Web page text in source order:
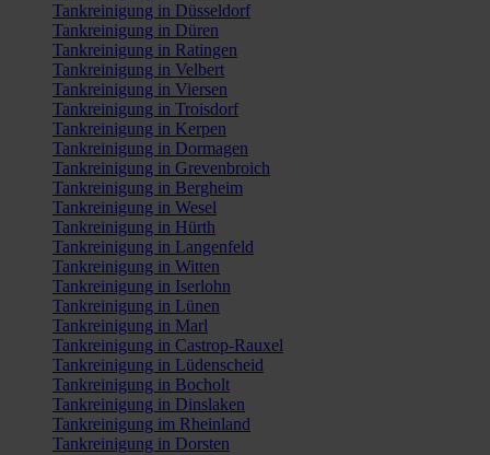
Tankreinigung in Düsseldorf
Tankreinigung in Düren
Tankreinigung in Ratingen
Tankreinigung in Velbert
Tankreinigung in Viersen
Tankreinigung in Troisdorf
Tankreinigung in Kerpen
Tankreinigung in Dormagen
Tankreinigung in Grevenbroich
Tankreinigung in Bergheim
Tankreinigung in Wesel
Tankreinigung in Hürth
Tankreinigung in Langenfeld
Tankreinigung in Witten
Tankreinigung in Iserlohn
Tankreinigung in Lünen
Tankreinigung in Marl
Tankreinigung in Castrop-Rauxel
Tankreinigung in Lüdenscheid
Tankreinigung in Bocholt
Tankreinigung in Dinslaken
Tankreinigung im Rheinland
Tankreinigung in Dorsten